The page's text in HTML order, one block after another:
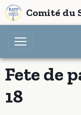
Comité du
Fete de
18